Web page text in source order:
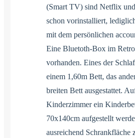
(Smart TV) sind Netflix
schon vorinstalliert,
mit dem persönlichen
Eine Bluetoth-Box im
vorhanden. Eines der
einem 1,60m Bett, das
breiten Bett ausgestattet.
Kinderzimmer ein
70x140cm aufgestellt
ausreichend Schrankfläche